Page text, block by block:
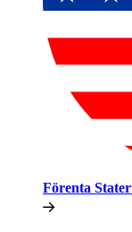
Förenta